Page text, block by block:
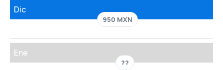
Dic
950 MXN
Ene
??